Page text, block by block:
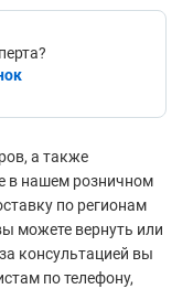
а также
в нашем розничном
по регионам
можете вернуть или
консультацией вы
по телефону,